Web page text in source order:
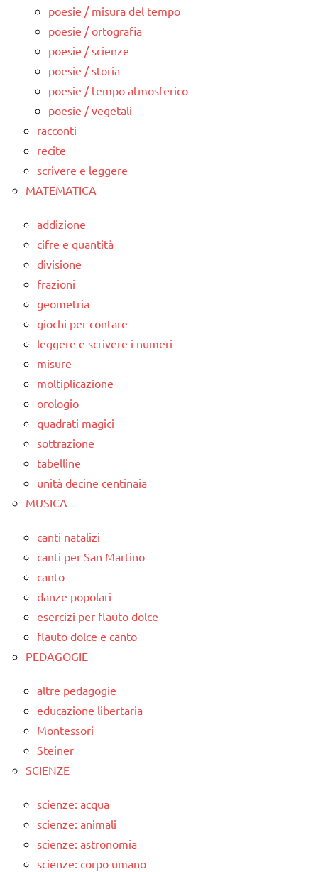
poesie / misura del tempo
poesie / ortografia
poesie / scienze
poesie / storia
poesie / tempo atmosferico
poesie / vegetali
racconti
recite
scrivere e leggere
MATEMATICA
addizione
cifre e quantità
divisione
frazioni
geometria
giochi per contare
leggere e scrivere i numeri
misure
moltiplicazione
orologio
quadrati magici
sottrazione
tabelline
unità decine centinaia
MUSICA
canti natalizi
canti per San Martino
canto
danze popolari
esercizi per flauto dolce
flauto dolce e canto
PEDAGOGIE
altre pedagogie
educazione libertaria
Montessori
Steiner
SCIENZE
scienze: acqua
scienze: animali
scienze: astronomia
scienze: corpo umano